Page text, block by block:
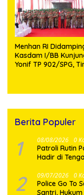
Menhan RI
Kasdam I/BB
Yonif TP 902/SPG,
Berita Populer
1 08/08/2026 0
Patroli Rutin
Hadir di
2 09/07/2026 0
Police Go To
Santri,